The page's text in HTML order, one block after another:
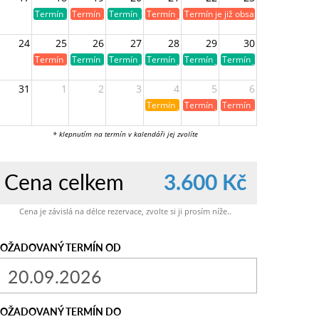
Termín je volnýTermín je již obsazen
Termín je volnýTermín je již obsazen
Termín je již obsazen
24 25 26 27 28 29 30
Termín je již obsazen
Termín je volnýTermín je volnýTermín je volnýTermín je volnýTermín je volný
31 1 2 3 4 5 6
Termín je již rezervován
Termín je již obsazenTermín je již obsazen
* klepnutím na termín v kalendáři jej zvolíte
Cena celkem 3.600 Kč
Cena je závislá na délce rezervace, zvolte si ji prosím níže..
TERMÍN OD
TERMÍN DO